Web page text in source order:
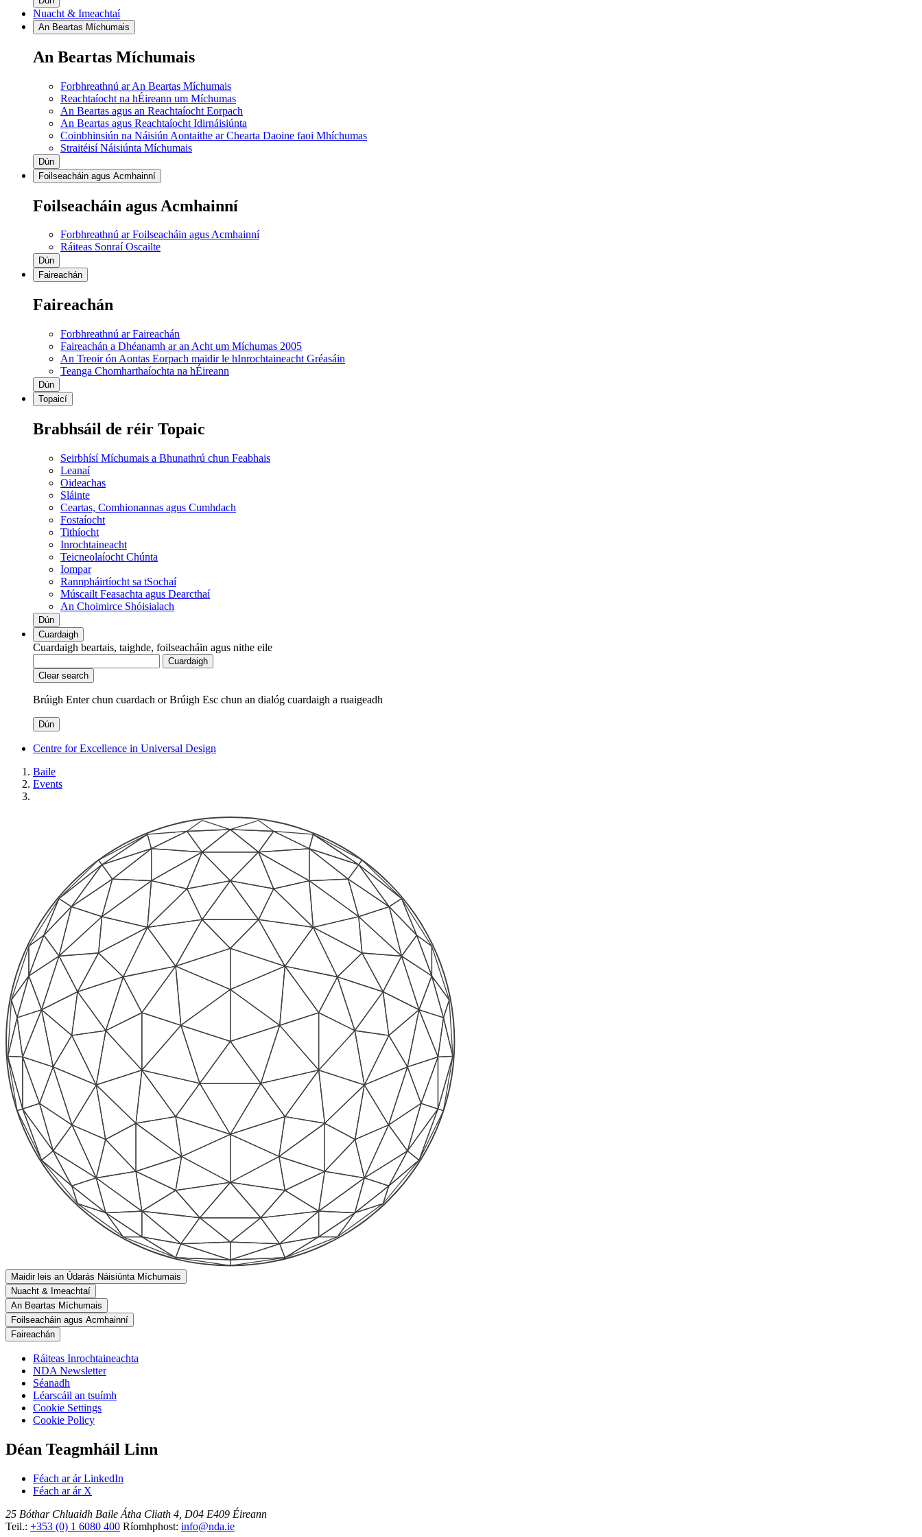
Nuacht & Imeachtaí
An Beartas Míchumais
An Beartas Míchumais
Forbhreathnú ar An Beartas Míchumais
Reachtaíocht na hÉireann um Míchumas
An Beartas agus an Reachtaíocht Eorpach
An Beartas agus Reachtaíocht Idirnáisiúnta
Coinbhinsiún na Náisiún Aontaithe ar Chearta Daoine faoi Mhíchumas
Straitéisí Náisiúnta Míchumais
Dún
Foilseacháin agus Acmhainní
Foilseacháin agus Acmhainní
Forbhreathnú ar Foilseacháin agus Acmhainní
Ráiteas Sonraí Oscailte
Dún
Faireachán
Faireachán
Forbhreathnú ar Faireachán
Faireachán a Dhéanamh ar an Acht um Míchumas 2005
An Treoir ón Aontas Eorpach maidir le hInrochtaineacht Gréasáin
Teanga Chomharthaíochta na hÉireann
Dún
Topaicí
Brabhsáil de réir Topaic
Seirbhísí Míchumais a Bhunathrú chun Feabhais
Leanaí
Oideachas
Sláinte
Ceartas, Comhionannas agus Cumhdach
Fostaíocht
Tithíocht
Inrochtaineacht
Teicneolaíocht Chúnta
Iompar
Rannpháirtíocht sa tSochaí
Múscailt Feasachta agus Dearcthaí
An Choimirce Shóisialach
Dún
Cuardaigh
Cuardaigh beartais, taighde, foilseacháin agus nithe eile
Cuardaigh
Clear search
Brúigh Enter chun cuardach orBrúigh Esc chun an dialóg cuardaigh a ruaigeadh
Dún
Centre for Excellence in Universal Design
Baile
Events
Maidir leis an Údarás Náisiúnta Míchumais
Nuacht & Imeachtaí
An Beartas Míchumais
Foilseacháin agus Acmhainní
Faireachán
Ráiteas Inrochtaineachta
NDA Newsletter
Séanadh
Léarscáil an tsuímh
Cookie Settings
Cookie Policy
Déan Teagmháil Linn
Féach ar ár LinkedIn
Féach ar ár X
25 Bóthar Chluaidh Baile Átha Cliath 4, D04 E409 Éireann
Teil.: +353 (0) 1 6080 400 Ríomhphost: info@nda.ie